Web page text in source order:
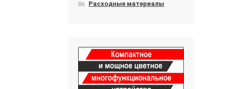
Расходные материалы